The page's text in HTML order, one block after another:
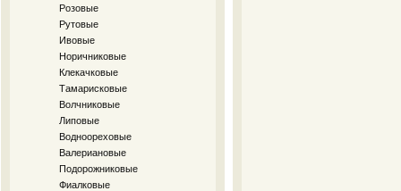
Розовые
Рутовые
Ивовые
Норичниковые
Клекачковые
Тамарисковые
Волчниковые
Липовые
Водноореховые
Валериановые
Подорожниковые
Фиалковые